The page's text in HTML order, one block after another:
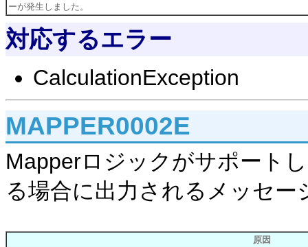
ーが発生しました。
対応するエラー
CalculationException
MAPPER0002E
Mapperロジックがサポート
る場合に出力されるメッセー
原因